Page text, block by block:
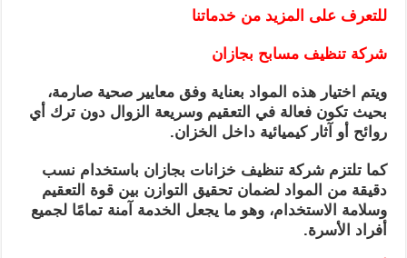
للتعرف على المزيد من خدماتنا
شركة تنظيف مسابح بجازان
ويتم اختيار هذه المواد بعناية وفق معايير صحية صارمة،
بحيث تكون فعالة في التعقيم وسريعة الزوال دون ترك أي
روائح أو آثار كيميائية داخل الخزان.
كما تلتزم شركة تنظيف خزانات بجازان باستخدام نسب
دقيقة من المواد لضمان تحقيق التوازن بين قوة التعقيم
وسلامة الاستخدام، وهو ما يجعل الخدمة آمنة تمامًا لجميع
أفراد الأسرة.